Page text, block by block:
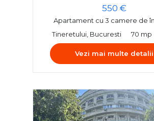
550 €
Apartament cu 3 camere de
Tineretului, Bucuresti
70 mp
Vezi mai multe detalii